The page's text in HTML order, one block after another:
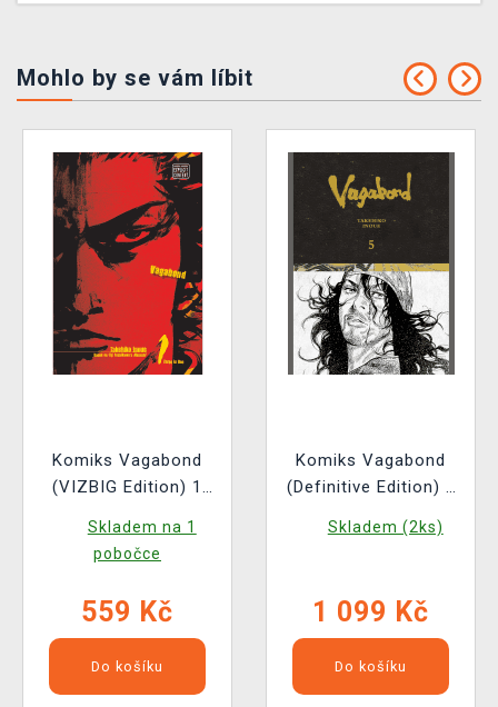
Mohlo by se vám líbit
Komiks Vagabond
(VIZBIG Edition) 1
Skladem na 1
pobočce
559 Kč
Do košíku
Komiks Vagabond
(Definitive Edition) 5
Skladem (2ks)
1 099 Kč
Do košíku